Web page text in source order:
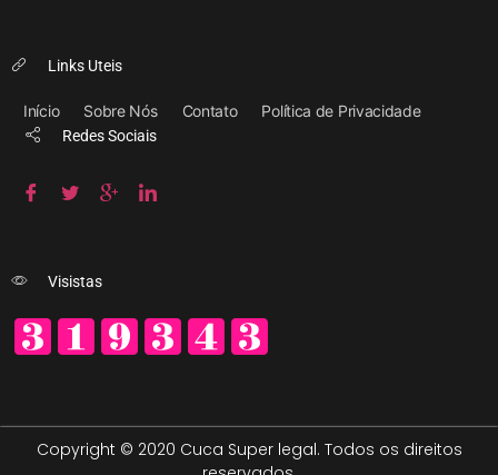
Links Uteis
Início Sobre Nós Contato Política de Privacidade
Redes Sociais
Visistas
Copyright © 2020 Cuca Super legal. Todos os direitos